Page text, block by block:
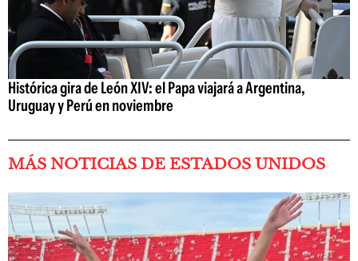
Histórica gira de León XIV: el Papa viajará a Argentina,
Uruguay y Perú en noviembre
MÁS NOTICIAS DE ESTADOS UNIDOS